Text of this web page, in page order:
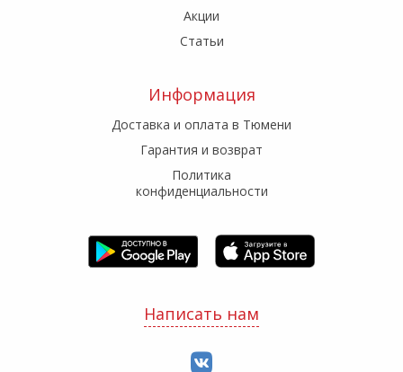
Акции
Статьи
Информация
Доставка и оплата в Тюмени
Гарантия и возврат
Политика
конфиденциальности
Написать нам